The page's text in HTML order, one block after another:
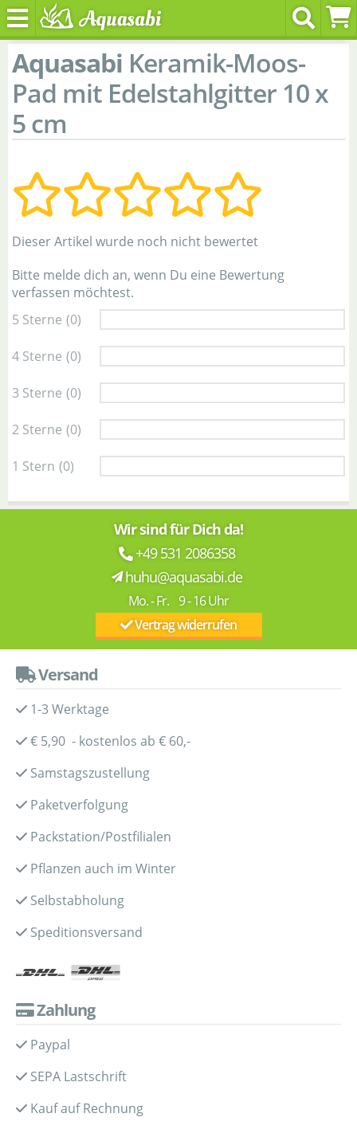
Aquasabi Keramik-Moos-
Pad mit Edelstahlgitter 10 x
5 cm
Dieser Artikel wurde noch nicht bewertet
Bitte melde dich an, wenn Du eine Bewertung
verfassen möchtest.
5 Sterne (0)
4 Sterne (0)
3 Sterne (0)
2 Sterne (0)
1 Stern (0)
Wir sind für Dich da!
+49 531 2086358
huhu@aquasabi.de
Mo. - Fr. 9 - 16 Uhr
Vertrag widerrufen
Versand
1-3 Werktage
€ 5,90 - kostenlos ab € 60,-
Samstagszustellung
Paketverfolgung
Packstation/Postfilialen
Pflanzen auch im Winter
Selbstabholung
Speditionsversand
Zahlung
Paypal
SEPA Lastschrift
Kauf auf Rechnung